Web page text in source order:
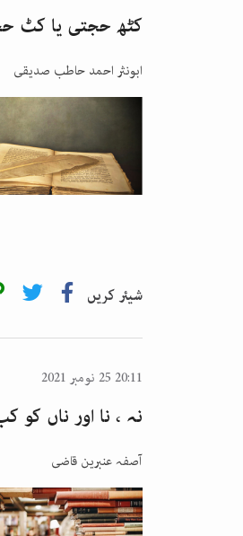
کٹھ حجتی یا کٹ
ابونثر احمد حاطب صدیقی
شیئر کریں
20:11 25 نومبر 2021
نہ ، نا اور ناں کو
آصفہ عنبرین قاضی